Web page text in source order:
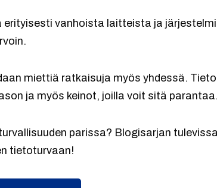
vanhoista laitteista ja
miettiä ratkaisuja myös yhdessä.
ja myös keinot, joilla voit sitä parantaa.
parissa? Blogisarjan
tietoturvaan!